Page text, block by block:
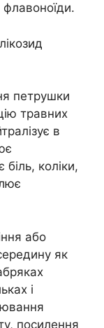
петрушки
травних
в
коліки,
або
як
і
посилення